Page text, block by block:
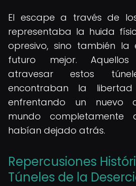
El escape a través de
representaba la huida
opresivo, sino también la
futuro mejor.
atravesar estos
encontraban la
enfrentando un nuevo
mundo completamente
habían dejado atrás.
Repercusiones
Túneles de la